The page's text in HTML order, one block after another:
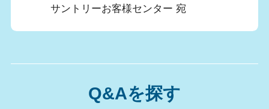
サントリーお客様センター 宛
Q&Aを探す